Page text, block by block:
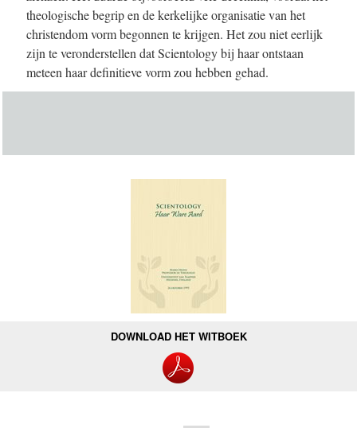
theologische begrip en de kerkelijke organisatie van het
christendom vorm begonnen te krijgen. Het zou niet eerlijk
zijn te veronderstellen dat Scientology bij haar ontstaan
meteen haar definitieve vorm zou hebben gehad.
DOWNLOAD HET WITBOEK